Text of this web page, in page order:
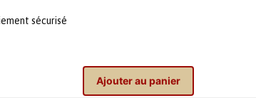
Ajouter au panier